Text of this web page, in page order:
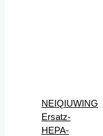
NEIQIUWING
Ersatz-
HEPA-